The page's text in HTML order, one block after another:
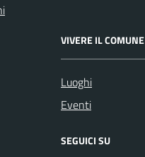
VIVERE IL COMUNE
Luoghi
Eventi
SEGUICI SU